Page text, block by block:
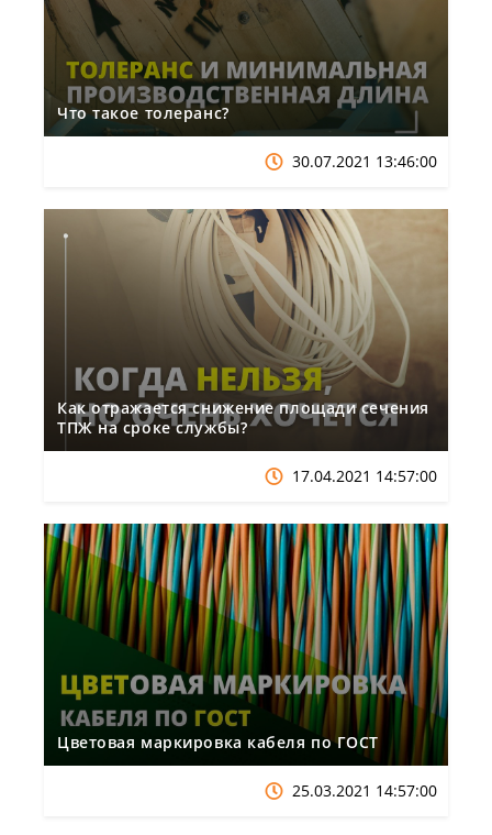
Что такое толеранс?
30.07.2021 13:46:00
Как отражается снижение площади сечения
ТПЖ на сроке службы?
17.04.2021 14:57:00
Цветовая маркировка кабеля по ГОСТ
25.03.2021 14:57:00